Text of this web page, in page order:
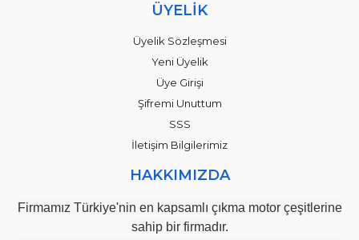
ÜYELİK
Üyelik Sözleşmesi
Yeni Üyelik
Üye Girişi
Şifremi Unuttum
SSS
İletişim Bilgilerimiz
HAKKIMIZDA
Firmamız Türkiye'nin en kapsamlı çıkma motor çeşitlerine
sahip bir firmadır.